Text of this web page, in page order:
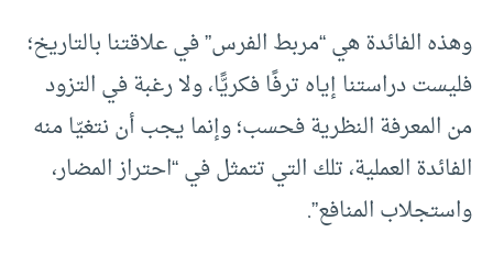
وهذه الفائدة هي “مربط الفرس” في علاقتنا بالتاريخ؛
فليست دراستنا إياه ترفًا فكريًّا، ولا رغبة في التزود
من المعرفة النظرية فحسب؛ وإنما يجب أن نتغيّا منه
الفائدة العملية، تلك التي تتمثل في “احتراز المضار،
واستجلاب المنافع”.